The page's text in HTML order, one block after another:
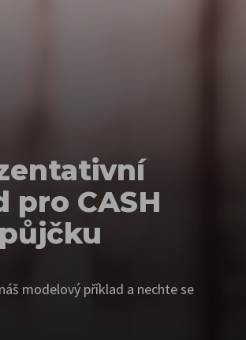
pro CASH
modelový příklad a nechte se